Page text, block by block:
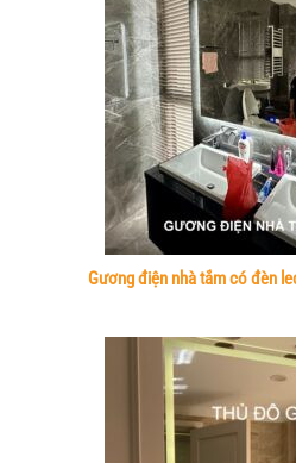
Gương điện nhà tắm có đèn